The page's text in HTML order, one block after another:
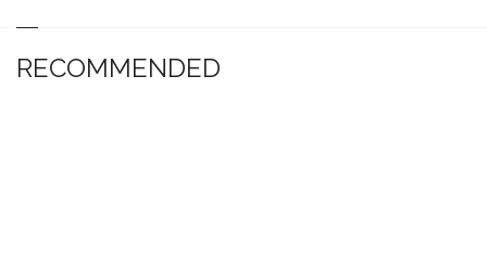
RECOMMENDED